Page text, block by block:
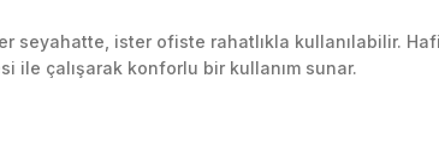
seyahatte, ister ofiste rahatlıkla kullanılabilir.
ile çalışarak konforlu bir kullanım sunar.